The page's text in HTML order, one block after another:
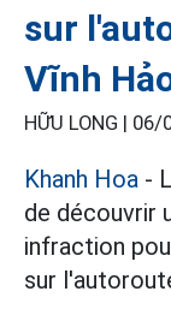
sur
Vĩnh
HỮU LONG | 06/
Khanh Hoa -
de découvrir
infraction
sur